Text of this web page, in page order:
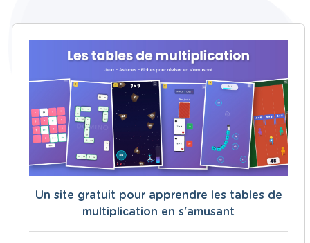
Un site gratuit pour apprendre les tables de
multiplication en s'amusant